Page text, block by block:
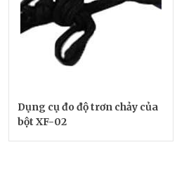
Dụng cụ đo độ trơn chảy của
bột XF-02